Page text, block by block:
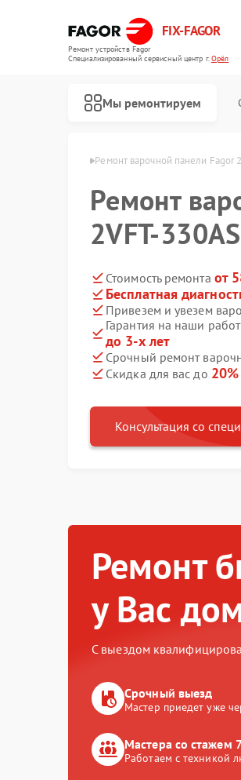
FIX-FAGOR
Ремонт устройств Fagor
Специализированный cервисный центр г.Орёл
Мы ремонтируем
Fagor в Орле Ремонт варочной панели Fagor
Ремонт
2VFT-
Стоимость ремонта от
Бесплатная
Привезем и увезем
Гарантия на наши
до 3-х лет
Срочный ремонт
Скидка для вас до 20%
Консультация со
Ремонт
у Вас
С выездом
Срочный выезд
Мастер приедет уже
Мастера со стажем
Работаем с техникой